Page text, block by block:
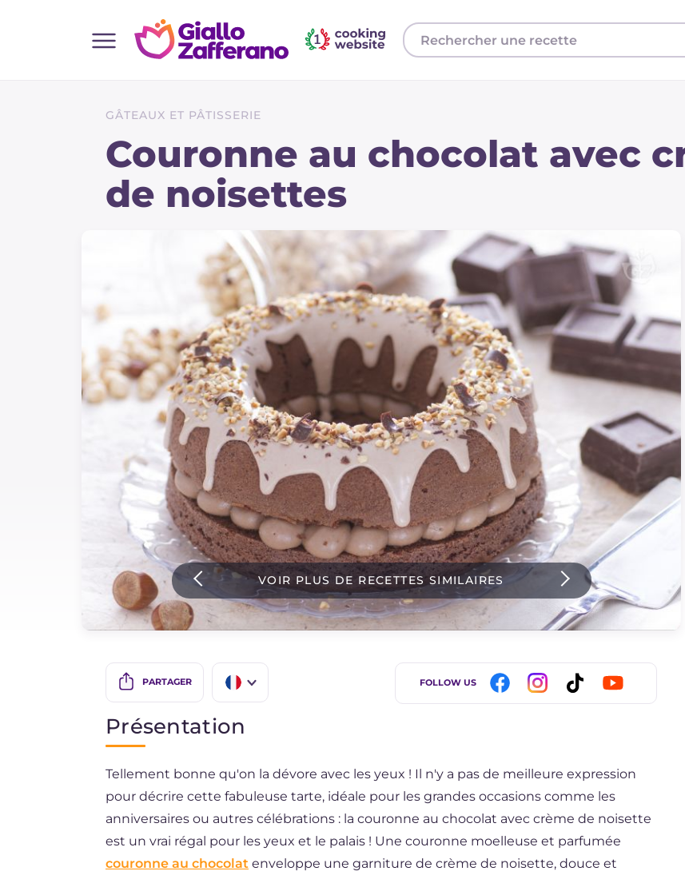
Toutes les recettes
Plats principaux
Pizzas et focaccia
Gateaux et patisserie
Dernieres recettes
Instagram
YouTube
GÂTEAUX ET PÂTISSERIE
Couronne au chocolat avec
de noisettes
VOIR PLUS DE RECETTES SIMILAIRES
PARTAGER
DE
BR
NL
FOLLOW US
Présentation
Tellement bonne qu'on la dévore avec les yeux ! Il n'y a pas de meilleure expression
pour décrire cette fabuleuse tarte, idéale pour les grandes occasions comme les
anniversaires ou autres célébrations : la couronne au chocolat avec crème de noisette
est un vrai régal pour les yeux et le palais ! Une couronne moelleuse et parfumée
couronne au chocolat enveloppe une garniture de crème de noisette, douce et